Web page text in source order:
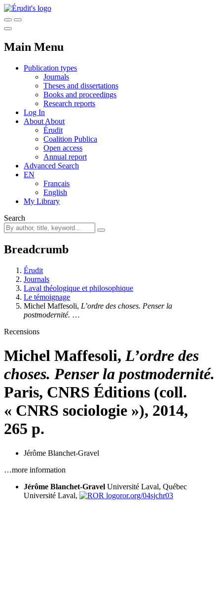
Main Menu
Publication types
Journals
Theses and dissertations
Books and proceedings
Research reports
Log In
About About
Érudit
Coalition Publica
Open access
Annual report
Advanced Search
EN
Français
English
My Library
Search
Breadcrumb
Érudit
Journals
Laval théologique et philosophique
Le témoignage
Michel Maffesoli, L’ordre des choses. Penser la
postmodernité. …
Recensions
Michel Maffesoli, L’ordre des
choses. Penser la postmodernité.
Paris, CNRS Éditions (coll.
« CNRS sociologie »), 2014,
265 p.
Jérôme Blanchet-Gravel
…more information
Jérôme Blanchet-Gravel Université Laval, Québec
Université Laval,
ror.org/04sjchr03